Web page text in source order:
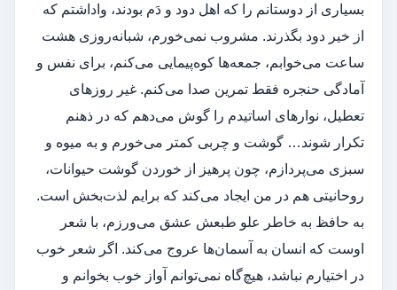
بسیاری از دوستانم را که اهل دود و دَم بودند، واداشتم که
از خیر دود بگذرند. مشروب نمی‌خورم، شبانه‌روزی هشت
ساعت می‌خوابم، جمعه‌ها کوه‌پیمایی می‌کنم، برای نفس و
آمادگی حنجره فقط تمرین صدا می‌کنم. غیر روزهای
تعطیل، نوارهای اساتیدم را گوش می‌دهم که در ذهنم
تکرار شوند… گوشت و چربی کمتر می‌خورم و به میوه و
سبزی می‌پردازم، چون پرهیز از خوردن گوشت حیوانات،
روحانیتی هم در من ایجاد می‌کند که برایم لذت‌بخش است.
به حافظ به خاطر علو طبعش عشق می‌ورزم،‌ با شعر
اوست که انسان به آسمان‌ها عروج می‌کند. اگر شعر خوب
در اختیارم نباشد، هیچ‌گاه نمی‌توانم آواز خوب بخوانم و